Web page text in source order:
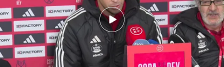
Pablo Sánchez
04 ENE 2024 - 12:37h.
Marchesín desconoce su futuro en el Celta: